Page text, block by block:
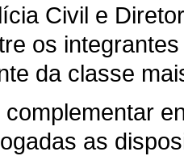
Civil e
os
da classe
complementar
as